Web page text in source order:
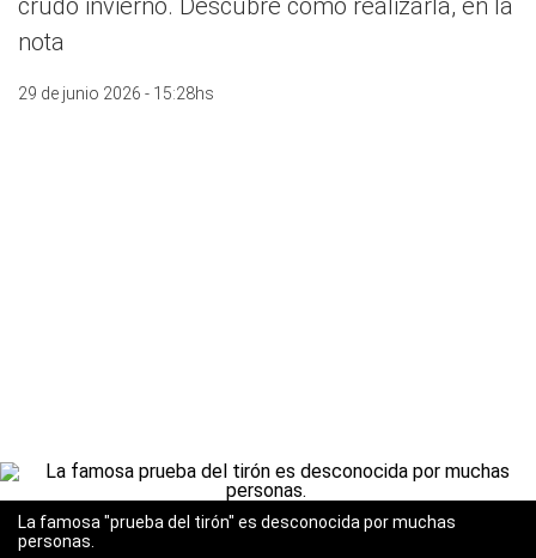
crudo invierno. Descubre cómo realizarla, en la
nota
29 de junio 2026 - 15:28hs
La famosa "prueba del tirón" es desconocida por muchas
personas.